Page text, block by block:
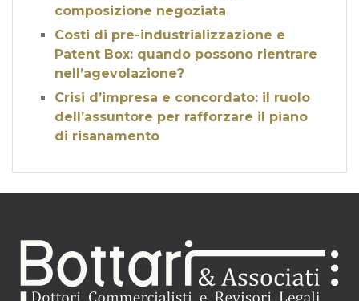
composizione negoziata
Costi di pre-industrializzazione e
Patent Box: quando possono rientrare
nell’agevolazione?
Crisi d’impresa e concordato: il ruolo
dell’assuntore per rafforzare il piano
di risanamento